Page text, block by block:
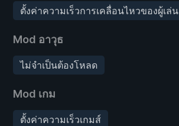
ตั้งค่าความเร็วการเคลื่อนไหวของผู้เล่น
Mod อาวุธ
ไม่จำเป็นต้องโหลด
Mod เกม
ตั้งค่าความเร็วเกมส์